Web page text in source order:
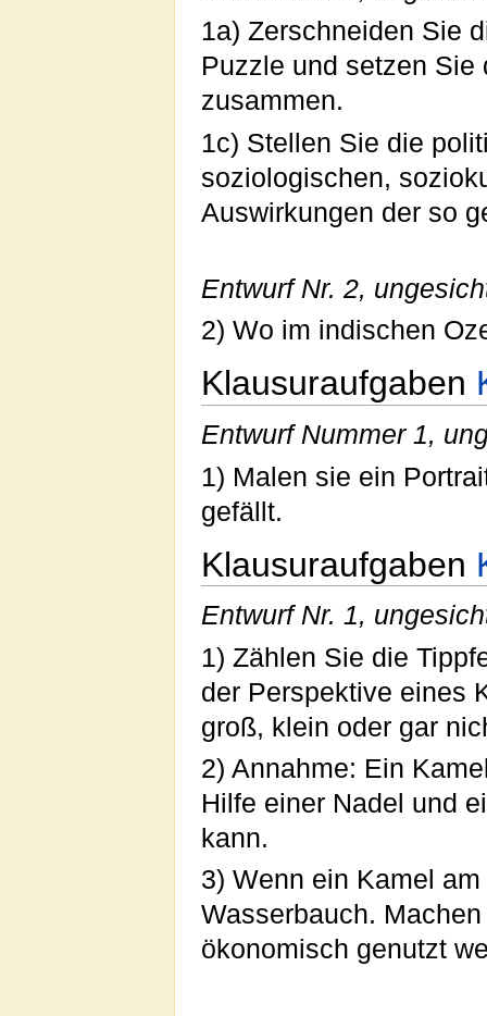
1a) Zerschneiden Sie
Puzzle und setzen Sie
zusammen.
1c) Stellen Sie die
soziologischen,
Auswirkungen der so
Entwurf Nr. 2,
2) Wo im indischen
Klausuraufgaben
Entwurf Nummer 1,
1) Malen sie ein
gefällt.
Klausuraufgaben
Entwurf Nr. 1,
1) Zählen Sie die
der Perspektive eines
groß, klein oder gar
2) Annahme: Ein
Hilfe einer Nadel und
kann.
3) Wenn ein Kamel
Wasserbauch.
ökonomisch genutzt